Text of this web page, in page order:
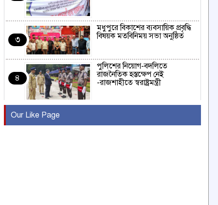
৩
মধুপুরে বিকাশের ব্যবসায়িক প্রবৃদ্ধি
বিষয়ক মতবিনিময় সভা অনুষ্ঠিত
৪
পুলিশের নিয়োগ-বদলিতে
রাজনৈতিক হস্তক্ষেপ নেই
-রাজশাহীতে স্বরাষ্ট্রমন্ত্রী
৫
Our Like Page